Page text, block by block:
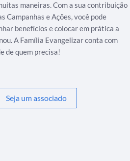
maneiras. Com a sua contribuição
Campanhas e Ações, você pode
benefícios e colocar em prática a
A Família Evangelizar conta com
de quem precisa!
Seja um associado